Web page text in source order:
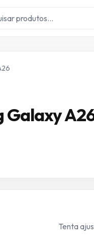
Galaxy
Tenta